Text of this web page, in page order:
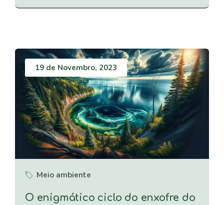
19 de Novembro, 2023
Meio ambiente
O enigmático ciclo do enxofre do